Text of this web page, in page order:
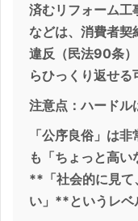
済むリフォーム工
などは、消費者契
違反（民法90条
らひっくり返せる
注意点：ハードル
「公序良俗」は
も「ちょっと高い
**「社会的に見て
い」**というレベ